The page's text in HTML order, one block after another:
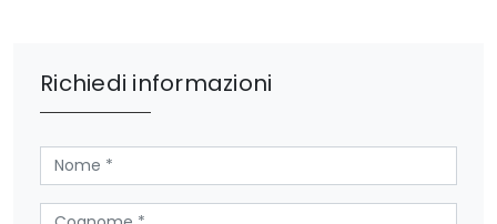
Richiedi informazioni